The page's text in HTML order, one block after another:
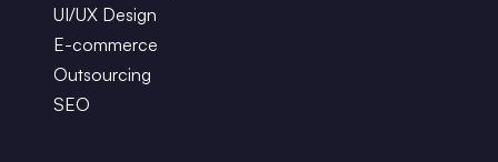
UI/UX Design
E-commerce
Outsourcing
SEO